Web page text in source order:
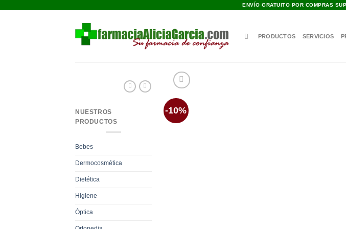
ENVÍO GRATUITO POR COMPRAS
PRODUCTOS SERVICIOS
NUESTROS
PRODUCTOS
Bebes
Dermocosmética
Dietética
Higiene
Óptica
-10%